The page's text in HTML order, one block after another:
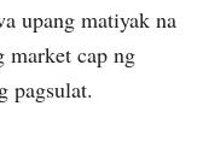
upang matiyak na
market cap ng
pagsulat.